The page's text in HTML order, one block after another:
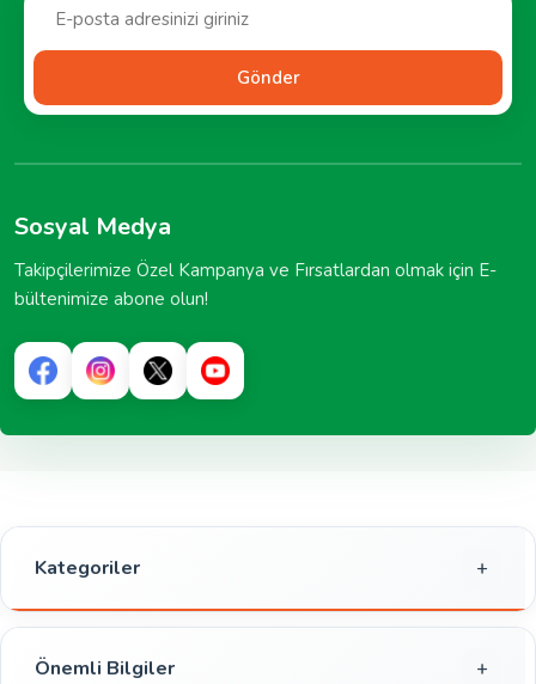
Gönder
Sosyal Medya
Takipçilerimize Özel Kampanya ve Fırsatlardan olmak için E-
bültenimize abone olun!
Kategoriler
Gıda
Kahvaltılık
Önemli Bilgiler